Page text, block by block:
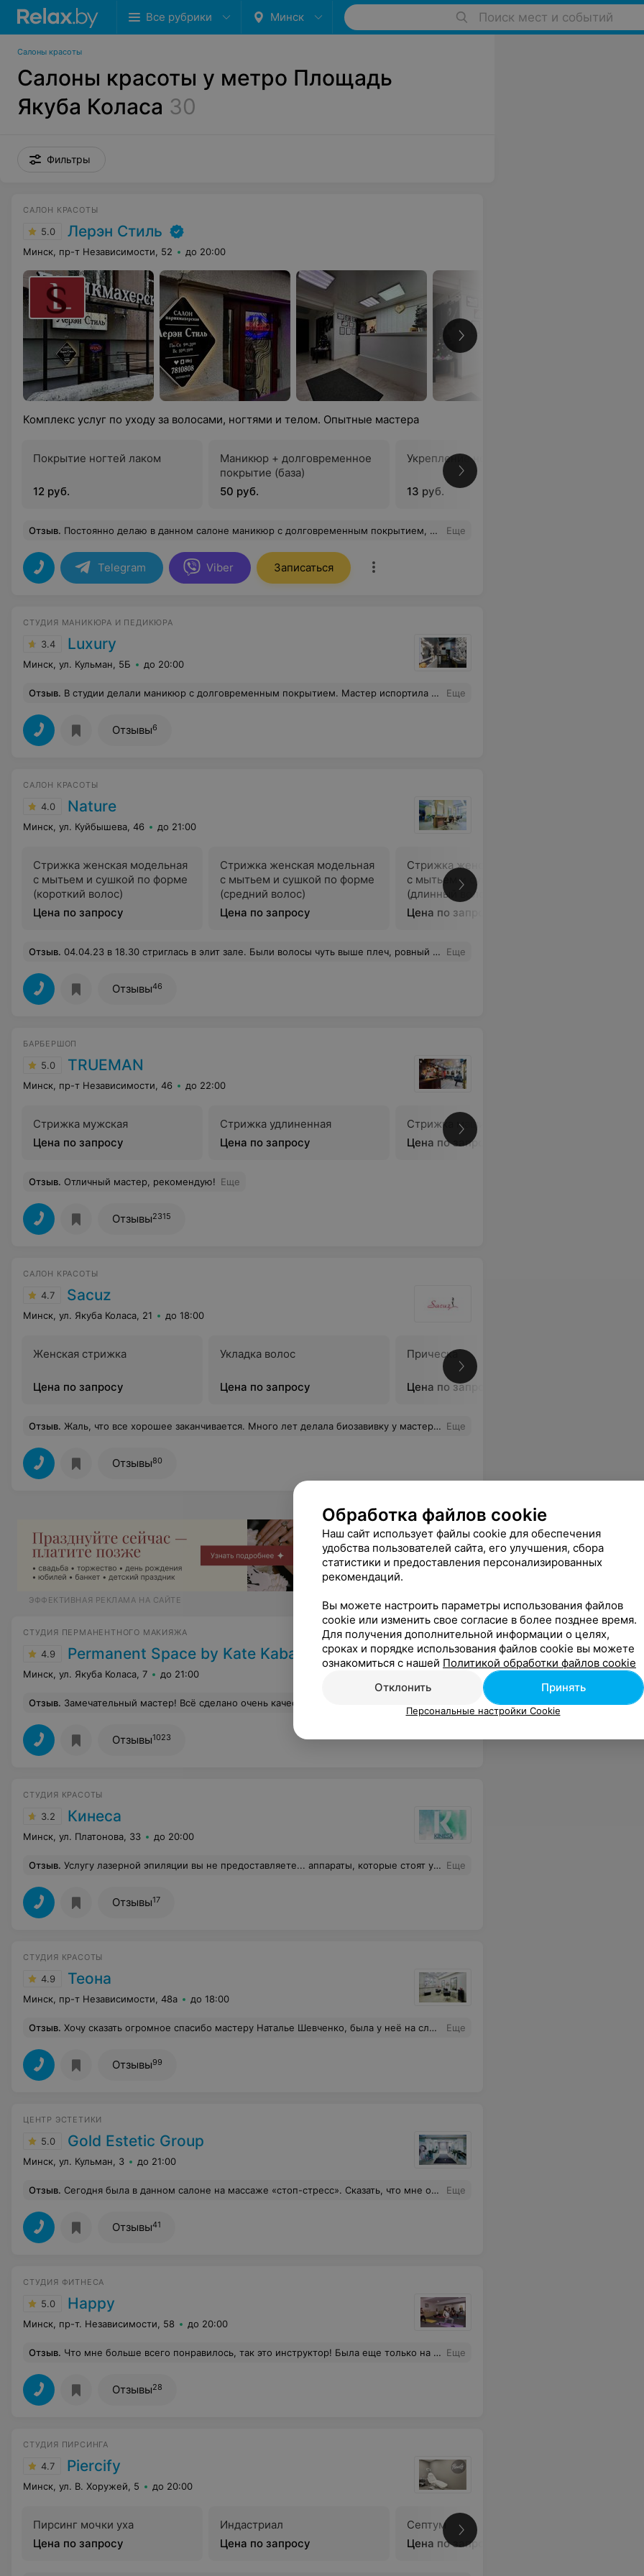
Все рубрики Минск Поиск мест и событий
Салоны красоты
Салоны красоты у метро Площадь
Якуба Коласа 30
Фильтры
САЛОН КРАСОТЫ
5.0 Лерэн Стиль
Минск, пр-т Независимости, 52 до 20:00
Комплекс услуг по уходу за волосами, ногтями и телом. Опытные мастера
Покрытие ногтей лаком
12 руб.
Маникюр + долговременное
покрытие (база)
50 руб.
Укрепление ногтей
13 руб.
Отзыв. Постоянно делаю в данном салоне маникюр с долговременным покрытием, уже была у всех мастеров, но вот уже несколько месяцев делаю маникюр у Виктории. Молодая, очень старательная девочка, любит свое дело, а это всегда приятно, когда человеку нравится то, чем он занимается. Я довольна результатом и сам салон-очень приятное место, все доброжелательны и душевны. На фото только некоторые работы Виктории, остальные фото к сожалению не сохранила. Восторг! Салону - процветания. И как пожелания - внедрить бонусы и скидки постоянным клиентам:)) Еще
Telegram Viber Записаться
СТУДИЯ МАНИКЮРА И ПЕДИКЮРА
3.4 Luxury
Минск, ул. Кульман, 5Б до 20:00
Отзыв. В студии делали маникюр с долговременным покрытием. Мастер испортила ногтевую пластину. Теперь необходимо срастить полностью ноготь, чтобы была возможность снова покрыть гель-лаком. Не советую. Тем более цены в салоне очень завышены. Еще
Отзывы6
САЛОН КРАСОТЫ
4.0 Nature
Минск, ул. Куйбышева, 46 до 21:00
Стрижка женская модельная
с мытьем и сушкой по форме
(короткий волос)
Цена по запросу
Стрижка женская модельная
с мытьем и сушкой по форме
(средний волос)
Цена по запросу
Стрижка женская модельная
с мытьем и сушкой по форме
(длинный волос)
Цена по запросу
Отзыв. 04.04.23 в 18.30 стриглась в элит зале. Были волосы чуть выше плеч, ровный срез, густые кончики. Обговорили, что хочу так же, только короче. Поначалу все было нормально, потом мастер начала поднимать пряди вверх и делать их короче. Я не понимала какой будет результат, поэтому постеснялась остановить ее. В итоге я имею неровную стрижку, слева волосы длинее, по всей голове выбраны пряди и пострижены на уровне ушей Еще
Отзывы46
БАРБЕРШОП
5.0 TRUEMAN
Минск, пр-т Независимости, 46 до 22:00
Стрижка мужская
Цена по запросу
Стрижка удлиненная
Цена по запросу
Стрижка машинкой
Цена по запросу
Отзыв. Отличный мастер, рекомендую! Еще
Отзывы2315
САЛОН КРАСОТЫ
4.7 Sacuz
Минск, ул. Якуба Коласа, 21 до 18:00
Женская стрижка
Цена по запросу
Укладка волос
Цена по запросу
Прическа
Цена по запросу
Отзыв. Жаль, что все хорошее заканчивается. Много лет делала биозавивку у мастера Джульетты в этом салоне, не без нюансов, но в целом все устраивало. Мастер уволилась и пришлось идти к другому мастеру Наталье. После процедуры волосы местами стали как пакля, просто сбитый пушистый комочек, без намека на завиток. Все отработанные методы реанимации не помогли, маски, масла и т.п. Написала в салон, может мастер посоветует, что я могу еще сделать? И тут как посыпались обвинения администратора: И причесываюсь я не так, и ухаживаю я плохими средствами, и укладываю тоже не тем. И вообще, это я не вижу завитки в этой пакле, а они есть! Ладно, так и быть я могу приехать на платную укладку. Ребята у вас все хорошо? Я у вас ничего не требовала, просто спросила совет мастера! Хотя тут откровенно ее косяк. Больше туда ни ногой. И никому не советую. Хорошего мастера по завивкам больше нет, а вас еще и сделают виноватой в пакле на голове. Еще
Отзывы80
ЭФФЕКТИВНАЯ РЕКЛАМА НА САЙТЕ
СТУДИЯ ПЕРМАНЕНТНОГО МАКИЯЖА
4.9 Permanent Space by Kate Kabakova
Минск, ул. Якуба Коласа, 7 до 21:00
Отзыв. Замечательный мастер! Всё сделано очень качественно!
Отзывы1023
СТУДИЯ КРАСОТЫ
3.2 Кинеса
Минск, ул. Платонова, 33 до 20:00
Отзыв. Услугу лазерной эпиляции вы не предоставляете... аппараты, которые стоят у вас в студии предназначены для фотоэпиляции. У данных двух видов эпиляции колоссальная разница. Не путайте клиентов, пожалуйста. Еще
Отзывы17
СТУДИЯ КРАСОТЫ
4.9 Теона
Минск, пр-т Независимости, 48а до 18:00
Отзыв. Хочу сказать огромное спасибо мастеру Наталье Шевченко, была у неё на сложном окрашивании и стрижке. Я в восторге от проделанной работы, результат оправдывает стоимость и затраченные усилия!Теперь всегда только к Вам! Еще
Отзывы99
ЦЕНТР ЭСТЕТИКИ
5.0 Gold Estetic Group
Минск, ул. Кульман, 3 до 21:00
Отзыв. Сегодня была в данном салоне на массаже «стоп-стресс». Сказать, что мне очень понравилось - не сказать ничего. В восторге от процедуры и профессионализма мастера (к сожалению, не знаю имени девушки). Очень приятные впечатления от салона. Рекомендую! Еще
Отзывы41
СТУДИЯ ФИТНЕСА
5.0 Happy
Минск, пр-т. Независимости, 58 до 20:00
Отзыв. Что мне больше всего понравилось, так это инструктор! Была еще только на двух занятиях, и пока не запомнила имя, поэтому маленькая просьба к руководству - крепить девушкам бейджики с именами. А вообще студия замечательная, несмотря на небольшой зал, все помещаются, тренер уделяет внимание всем, цена на абонемент невысокая. Еще
Отзывы28
СТУДИЯ ПИРСИНГА
4.7 Piercify
Минск, ул. В. Хоружей, 5 до 20:00
Пирсинг мочки уха
Цена по запросу
Индастриал
Цена по запросу
Септум
Цена по запросу
Обработка файлов cookie
Наш сайт использует файлы cookie для обеспечения
удобства пользователей сайта, его улучшения, сбора
статистики и предоставления персонализированных
рекомендаций.
Вы можете настроить параметры использования файлов
cookie или изменить свое согласие в более позднее время.
Для получения дополнительной информации о целях,
сроках и порядке использования файлов cookie вы можете
ознакомиться с нашей Политикой обработки файлов cookie
Отклонить
Принять
Персональные настройки Cookie